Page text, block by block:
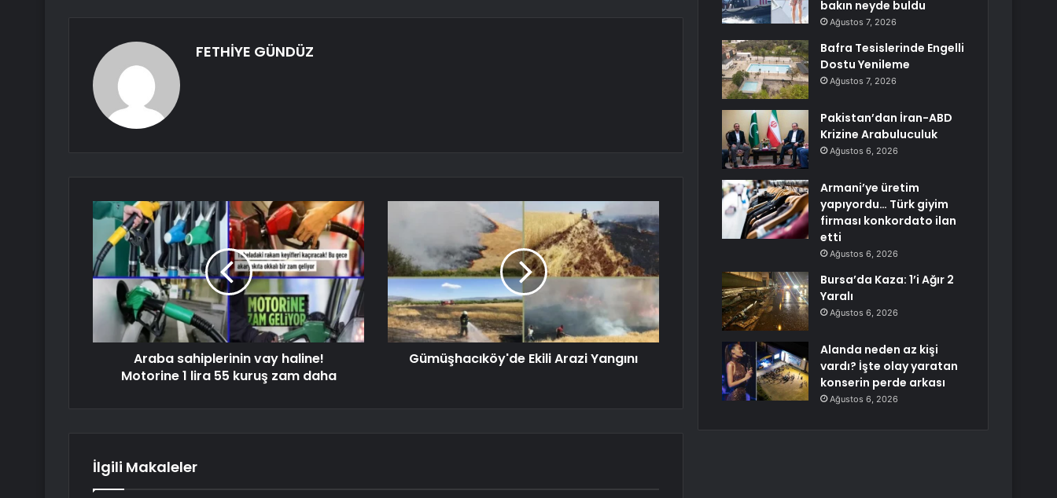
FETHİYE GÜNDÜZ
Araba sahiplerinin vay haline!
Motorine 1 lira 55 kuruş zam daha
Gümüşhacıköy'de Ekili Arazi Yangını
İlgili Makaleler
bakın neyde buldu
Ağustos 7, 2026
Bafra Tesislerinde Engelli
Dostu Yenileme
Ağustos 7, 2026
Pakistan’dan İran-ABD
Krizine Arabuluculuk
Ağustos 6, 2026
Armani’ye üretim
yapıyordu… Türk giyim
firması konkordato ilan
etti
Ağustos 6, 2026
Bursa’da Kaza: 1’i Ağır 2
Yaralı
Ağustos 6, 2026
Alanda neden az kişi
vardı? İşte olay yaratan
konserin perde arkası
Ağustos 6, 2026